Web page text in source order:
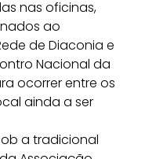
nas oficinas,
ao
de Diaconia e
Nacional da
ocorrer entre os
ainda a ser
a tradicional